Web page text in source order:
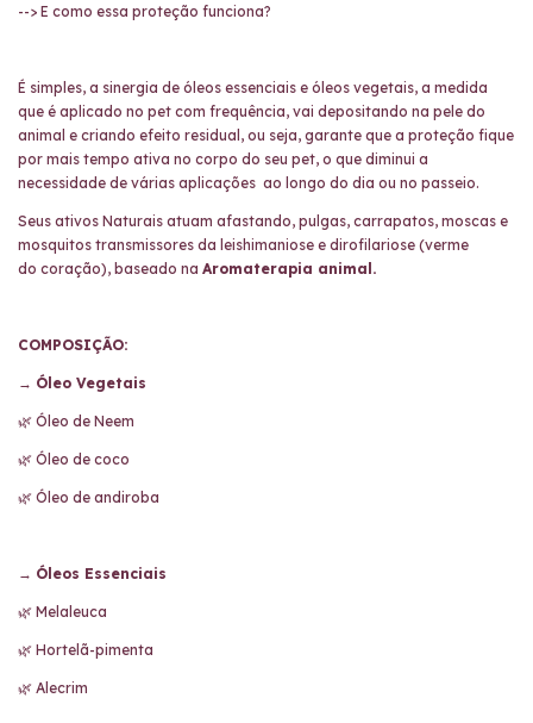
--> E como essa proteção funciona?
É simples, a sinergia de óleos essenciais e óleos vegetais, a medida
que é aplicado no pet com frequência, vai depositando na pele do
animal e criando efeito residual, ou seja, garante que a proteção fique
por mais tempo ativa no corpo do seu pet, o que diminui a
necessidade de várias aplicações ao longo do dia ou no passeio.
Seus ativos Naturais atuam afastando, pulgas, carrapatos, moscas e
mosquitos transmissores da l eishimaniose e dirofilariose (verme
do coração), baseado na Aromaterapia animal.
COMPOSIÇÃO:
→ Óleo Vegetais
🌿 Óleo de Neem
🌿 Óleo de coco
🌿 Óleo de andiroba
→ Óleos Essenciais
🌿 Melaleuca
🌿 Hortelã-pimenta
🌿 Alecrim